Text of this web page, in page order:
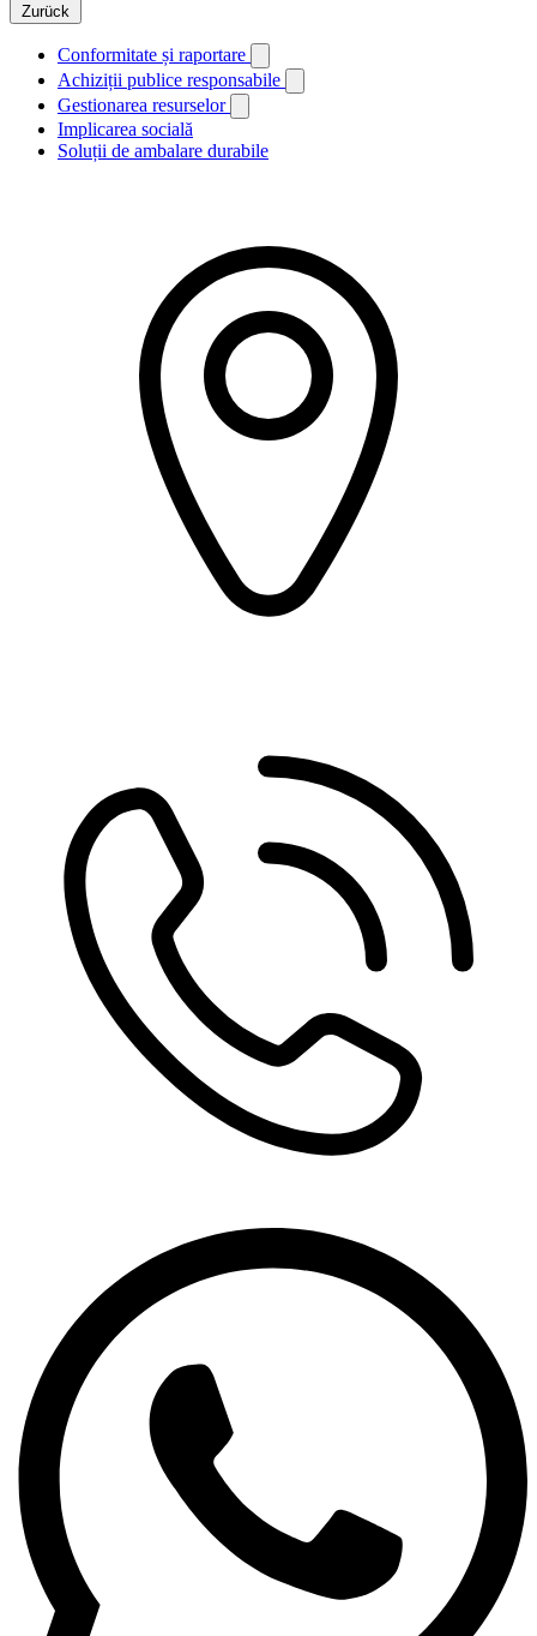
Zurück
Conformitate și raportare
Achiziții publice responsabile
Gestionarea resurselor
Implicarea socială
Soluții de ambalare durabile